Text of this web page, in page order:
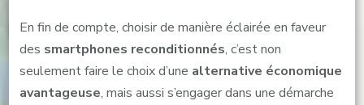
En fin de compte, choisir de manière éclairée en faveur
des smartphones reconditionnés, c’est non
seulement faire le choix d’une alternative économique
avantageuse, mais aussi s’engager dans une démarche